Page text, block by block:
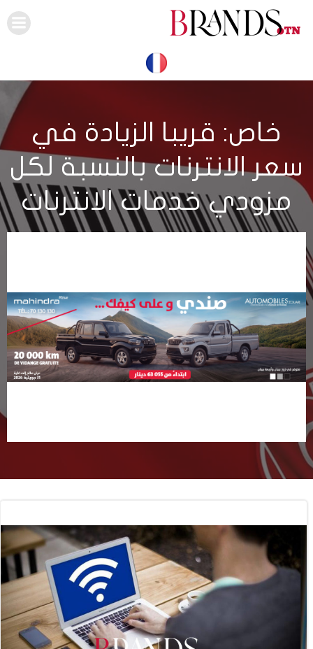
خاص: قريبا الزيادة في
سعر الانترنات بالنسبة لكل
مزودي خدمات الانترنات